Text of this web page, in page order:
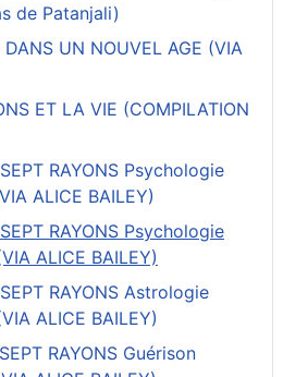
de Patanjali)
UN NOUVEL AGE (VIA
ET LA VIE (COMPILATION
RAYONS Psychologie
ALICE BAILEY)
RAYONS Psychologie
ALICE BAILEY)
RAYONS Astrologie
ALICE BAILEY)
RAYONS Guérison